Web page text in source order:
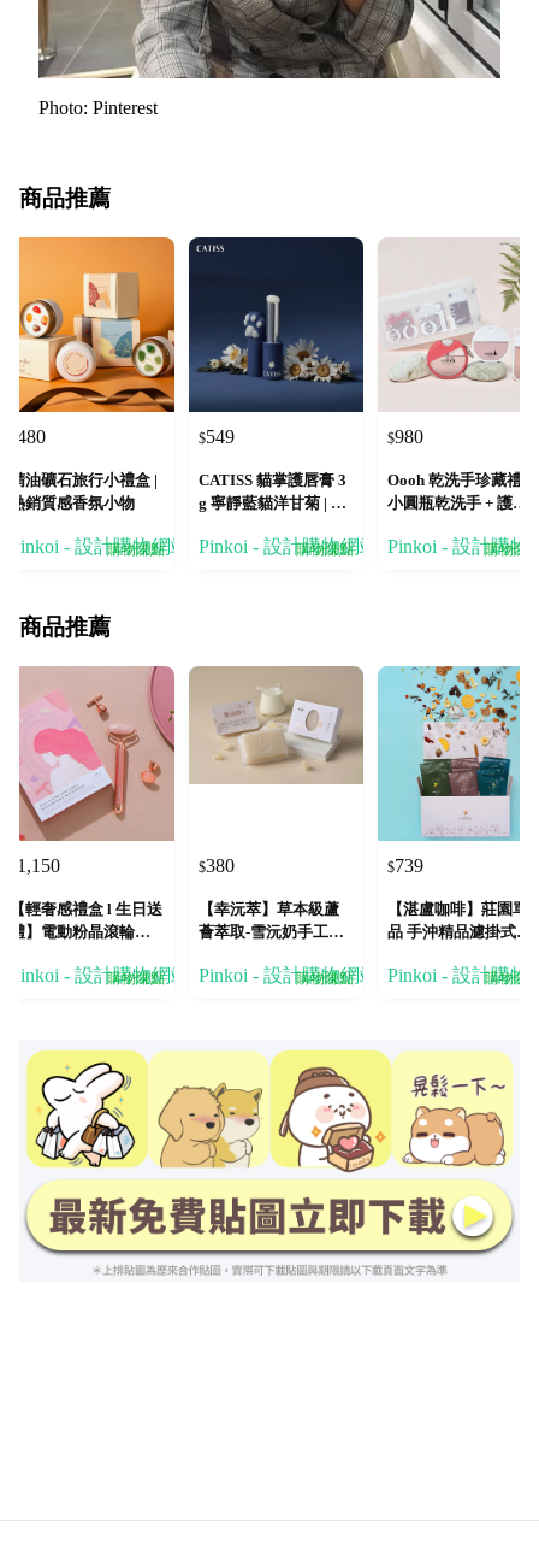
Photo: Pinterest
商品推薦
480
精油礦石旅行小禮盒 |
熱銷質感香氛小物
Pinkoi - 設計購物網站
購物賺點
$549
CATISS 貓掌護唇膏 3
g 寧靜藍貓洋甘菊 | 禮
Pinkoi - 設計購物網站
購物賺點
$980
Oooh 乾洗手珍藏禮盒
小圓瓶乾洗手 + 護手
Pinkoi - 設計購物
購物賺
商品推薦
1,150
【輕奢感禮盒 l 生日送
禮】電動粉晶滾輪美
Pinkoi - 設計購物網站
購物賺點
$380
【幸沅萃】草本級蘆
薈萃取-雪沅奶手工皂
Pinkoi - 設計購物網站
購物賺點
$739
【湛盧咖啡】莊園單
品 手沖精品濾掛式咖
包)
Pinkoi - 設計購物
購物賺